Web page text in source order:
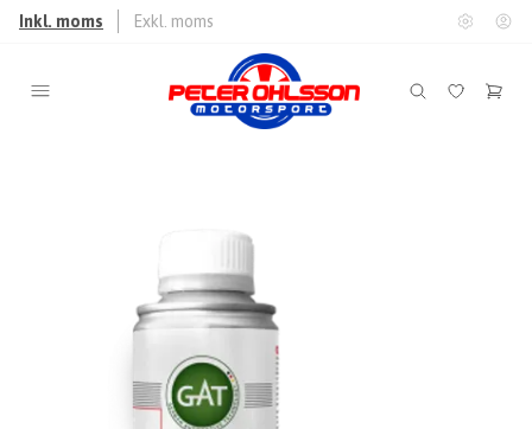
Inkl. moms Exkl. moms